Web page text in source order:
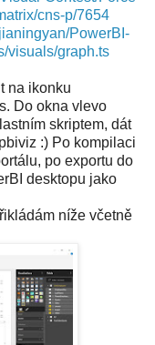
cns-p/7654
PowerBI-
visuals/graph.ts
na ikonku
Do okna vlevo
skriptem, dát
:) Po kompilaci
po exportu do
desktopu jako
níže včetně